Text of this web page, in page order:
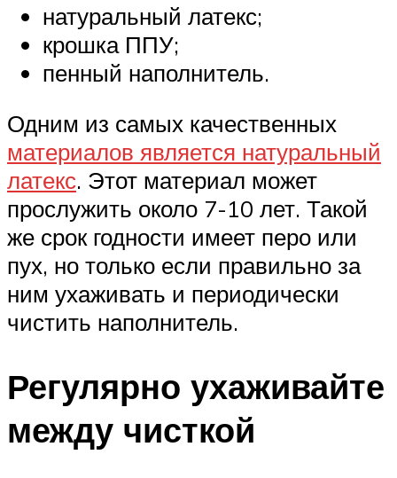
натуральный латекс;
крошка ППУ;
пенный наполнитель.
Одним из самых качественных
материалов является натуральный
латекс. Этот материал может
прослужить около 7-10 лет. Такой
же срок годности имеет перо или
пух, но только если правильно за
ним ухаживать и периодически
чистить наполнитель.
Регулярно ухаживайте
между чисткой